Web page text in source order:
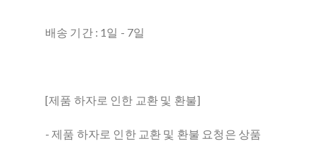
배송 기간 : 1일 - 7일
[제품 하자로 인한 교환 및 환불]
- 제품 하자로 인한 교환 및 환불 요청은 상품